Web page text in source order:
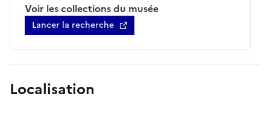
Voir les collections du musée
Lancer la recherche
Localisation